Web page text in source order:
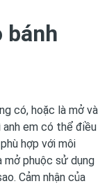
bánh
có, hoặc là mở và
em có thể điều
hợp với môi
mở phuộc sử dụng
Cảm nhận của